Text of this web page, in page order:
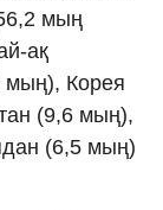
мың
ақ
мың), Корея
(9,6 мың),
(6,5 мың)